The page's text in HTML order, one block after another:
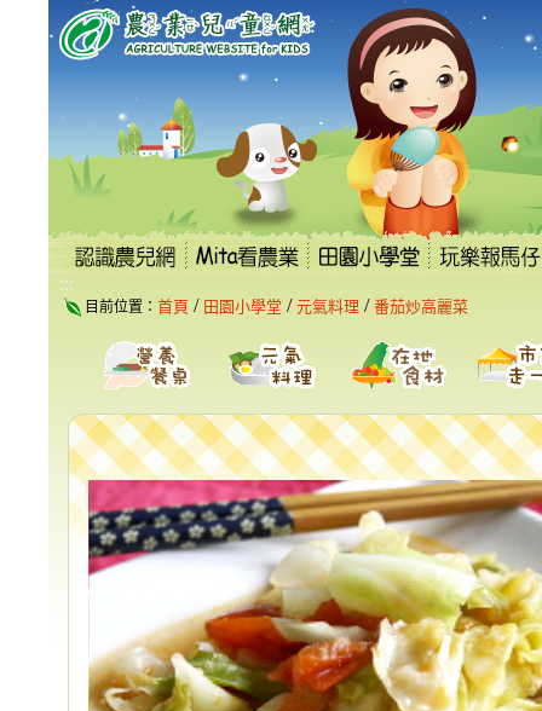
到
容
:::
目前位置： 首頁 / 田園小學堂 / 元氣料理 / 番茄炒高麗菜